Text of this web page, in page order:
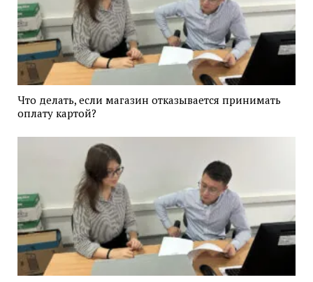
Что делать, если магазин отказывается принимать
оплату картой?